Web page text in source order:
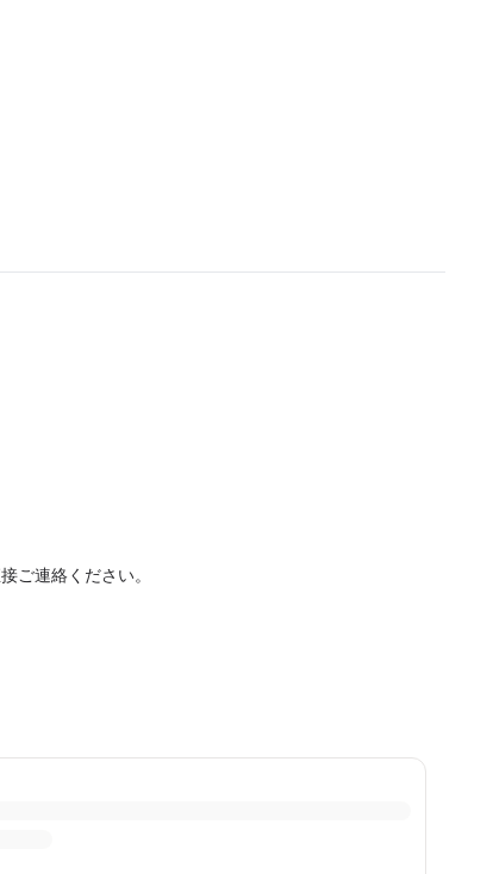
ご連絡ください。